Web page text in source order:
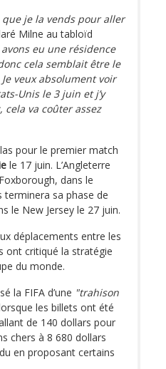
je la vends pour aller
Milne au tabloïd
avons eu une résidence
cela semblait être le
veux absolument voir
Unis le 3 juin et j’y
cela va coûter assez
pour le premier match
le 17 juin. L’Angleterre
dans le
terminera sa phase de
le New Jersey le 27 juin.
déplacements entre les
ont critiqué la stratégie
du monde.
la FIFA d’une "trahison
les billets ont été
de 140 dollars pour
chers à 8 680 dollars
en proposant certains